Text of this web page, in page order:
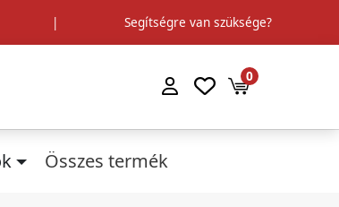
| Segítségre van szüksége?
0
Összes termék